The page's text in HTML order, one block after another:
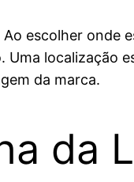
escolher onde
localização
da marca.
da